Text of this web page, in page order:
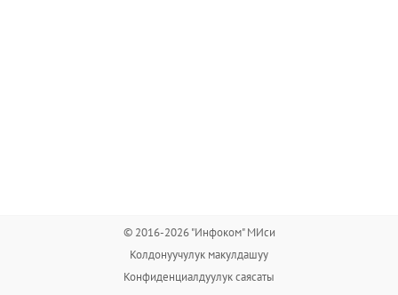
© 2016-2026 "Инфоком" МИси
Колдонуучулук макулдашуу
Конфиденциалдуулук саясаты